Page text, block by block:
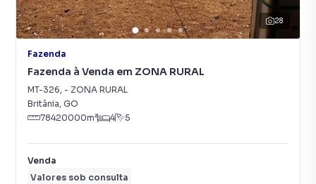
28
Fazenda
Fazenda à Venda em ZONA RURAL
MT-326, - ZONA RURAL
Britânia, GO
78420000m² 4 5
Venda
Valores sob consulta